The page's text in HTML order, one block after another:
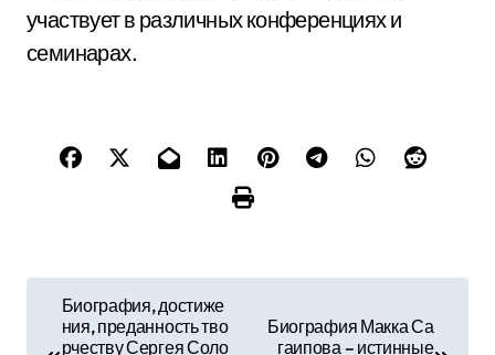
участвует в различных конференциях и
семинарах.
Биография, достиже
ния, преданность тво
рчеству Сергея Соло
Биография Макка Са
гаипова – истинные